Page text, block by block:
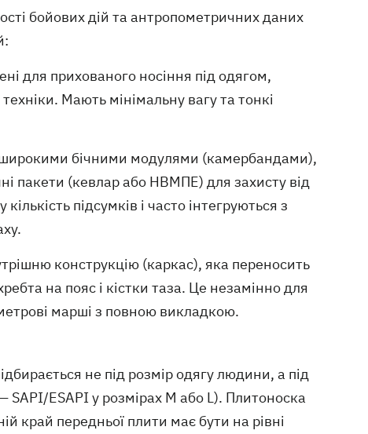
бойових дій та антропометричних даних
для прихованого носіння під одягом,
Мають мінімальну вагу та тонкі
бічними модулями (камербандами),
пакети (кевлар або НВМПЕ) для захисту від
підсумків і часто інтегруються з
конструкцію (каркас), яка переносить
на пояс і кістки таза. Це незамінно для
марші з повною викладкою.
не під розмір одягу людини, а під
ESAPI у розмірах M або L). Плитоноска
край передньої плити має бути на рівні